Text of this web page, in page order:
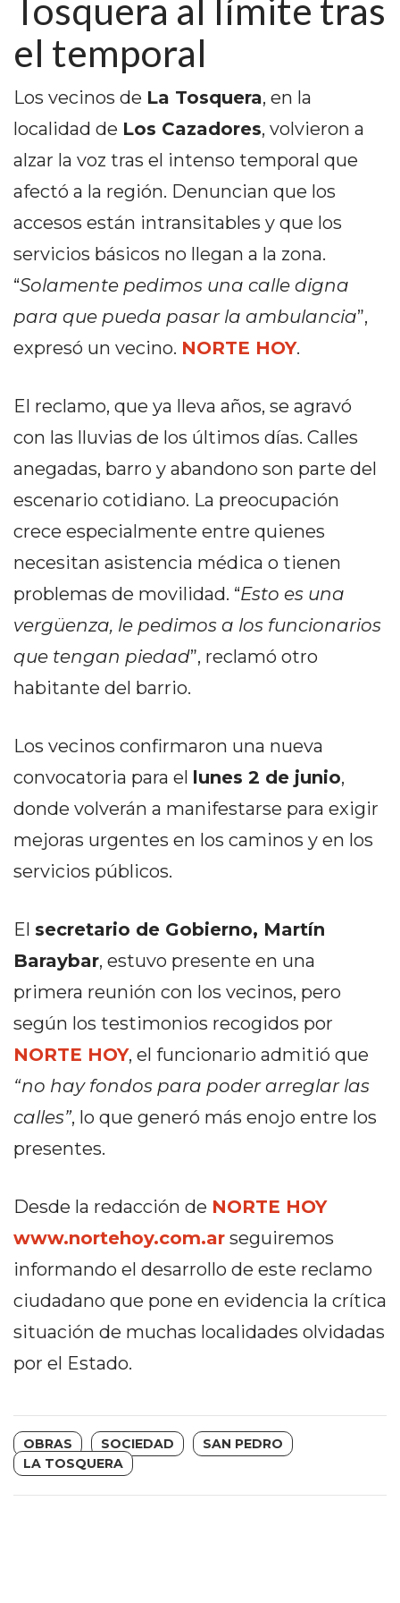
PEDIDOS POR WHATSAPP
TIENDA ONLINE GRATIS
CHANGUITO.COM.AR VS
OTRAS PLATAFORMAS DE
VENTA POR WHATSAPP
CÓMO RECIBIR PEDIDOS
DE COMIDA POR
WHATSAPP: LA GUÍA
DELIVERIES
CÓMO ORGANIZAR LOS
PEDIDOS DE DELIVERY
AYUDA
TÉRMINOS
DE
PRIVACIDAD
MAPA
SITIO
TAPA
DIARIO
REPORTERO
DIARIO
DE
MEDIOS
NORTE
HOY
HORA
PERGAMINO
NOTICIAS
VIRTUAL
NOTICIAS
DE
Tosquera al límite tras
el temporal
Los vecinos de La Tosquera, en la
localidad de Los Cazadores, volvieron a
alzar la voz tras el intenso temporal que
afectó a la región. Denuncian que los
accesos están intransitables y que los
servicios básicos no llegan a la zona.
“Solamente pedimos una calle digna
para que pueda pasar la ambulancia”,
expresó un vecino. NORTE HOY.
El reclamo, que ya lleva años, se agravó
con las lluvias de los últimos días. Calles
anegadas, barro y abandono son parte del
escenario cotidiano. La preocupación
crece especialmente entre quienes
necesitan asistencia médica o tienen
problemas de movilidad. “Esto es una
vergüenza, le pedimos a los funcionarios
que tengan piedad”, reclamó otro
habitante del barrio.
Los vecinos confirmaron una nueva
convocatoria para el lunes 2 de junio,
donde volverán a manifestarse para exigir
mejoras urgentes en los caminos y en los
servicios públicos.
El secretario de Gobierno, Martín
Baraybar, estuvo presente en una
primera reunión con los vecinos, pero
según los testimonios recogidos por
NORTE HOY, el funcionario admitió que
“no hay fondos para poder arreglar las
calles”, lo que generó más enojo entre los
presentes.
Desde la redacción de NORTE HOY
www.nortehoy.com.ar seguiremos
informando el desarrollo de este reclamo
ciudadano que pone en evidencia la crítica
situación de muchas localidades olvidadas
por el Estado.
OBRAS SOCIEDAD
SAN PEDRO
LA TOSQUERA